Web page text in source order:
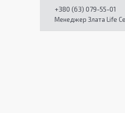
+380 (63) 079-55-01
Менеджер Злата Life